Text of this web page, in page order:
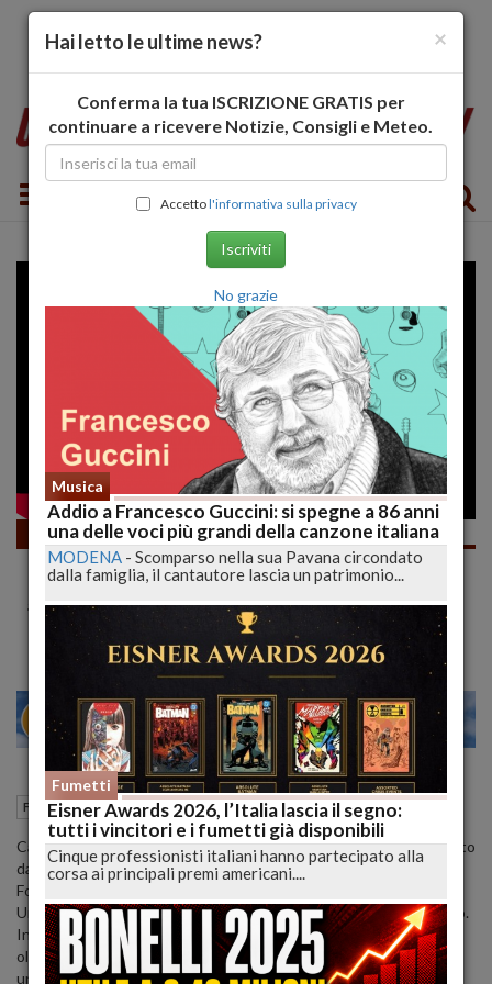
Toggle navigation
Fumetti
DRAGONERO 20 "Quanto Cantano Le
Onde" FINISCE il Ciclo dei Suoni di Barbieri
#shorts | lucadeejay
MILANO 28 30
Fumetti L'Aquila (AQ) 05 Febbraio 2022 14:35
Cari Lettori, finisce con questo terzo volume il ciclo dei suoni voluto
da Luca Barbieri (gli altri sono L'Urlo della Carne e La Voce della
Foresta Profonda).
Un finale che è un'inaspettato commiato familiare, profondo e vivo.
In questa storia Ian è comprimario del vero fulcro (che va anche
oltre la narrazione dragoneriana), qui Barbieri parla di valori
universali come la formazione personale, l'identità individuale, la
×
Hai letto le ultime news?
Conferma la tua ISCRIZIONE GRATIS per
continuare a ricevere Notizie, Consigli e Meteo.
Accettol'informativa sulla privacy
Iscriviti
No grazie
Musica
Addio a Francesco Guccini: si spegne a 86 anni
una delle voci più grandi della canzone italiana
MODENA - Scomparso nella sua Pavana circondato
dalla famiglia, il cantautore lascia un patrimonio...
Fumetti
Eisner Awards 2026, l’Italia lascia il segno:
tutti i vincitori e i fumetti già disponibili
Cinque professionisti italiani hanno partecipato alla
corsa ai principali premi americani....